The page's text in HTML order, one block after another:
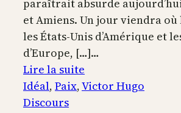
paraîtrait absurde
et Amiens. Un jour viendra où
les États-Unis d’Amérique et
d’Europe, […]…
Lire la suite
Discours
Idéal, Paix, Victor Hugo
Discours